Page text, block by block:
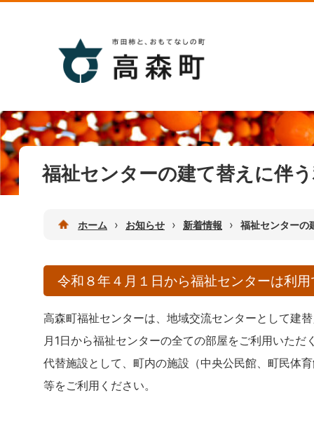
福祉センターの建て替えに伴
ホーム › お知らせ › 新着情報 › 福祉センターの
令和８年４月１日から福祉センターは利
高森町福祉センターは、地域交流センターとして建
月1日から福祉センターの全ての部屋をご利用いただ
代替施設として、町内の施設（中央公民館、町民体
等をご利用ください。